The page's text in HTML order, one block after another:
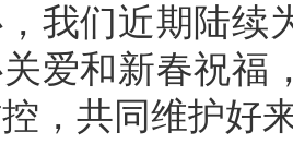
我们近期陆续
爱和新春祝福
，共同维护好